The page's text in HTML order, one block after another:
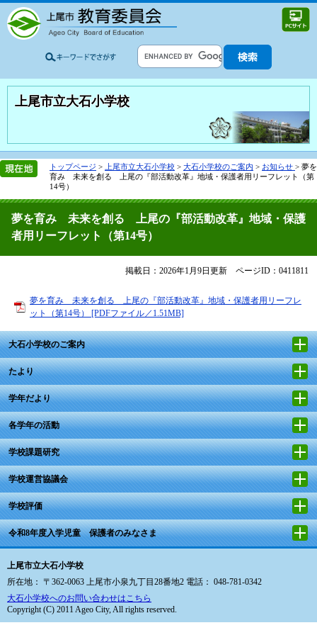
上尾市立大石小学校
トップページ > 上尾市立大石小学校 > 大石小学校のご案内 > お知らせ > 夢を
育み 未来を創る 上尾の『部活動改革』地域・保護者用リーフレット（第
14号）
夢を育み 未来を創る 上尾の『部活動改革』地域・保護
者用リーフレット（第14号）
掲載日：2026年1月9日更新 ページID：0411811
夢を育み 未来を創る 上尾の『部活動改革』地域・保護者用リーフレ
ット（第14号） [PDFファイル／1.51MB]
大石小学校のご案内
たより
学年だより
各学年の活動
学校課題研究
学校運営協議会
学校評価
令和8年度入学児童 保護者のみなさま
上尾市立大石小学校
所在地： 〒362-0063 上尾市小泉九丁目28番地2 電話： 048-781-0342
大石小学校へのお問い合わせはこちら
Copyright (C) 2011 Ageo City, All rights reserved.